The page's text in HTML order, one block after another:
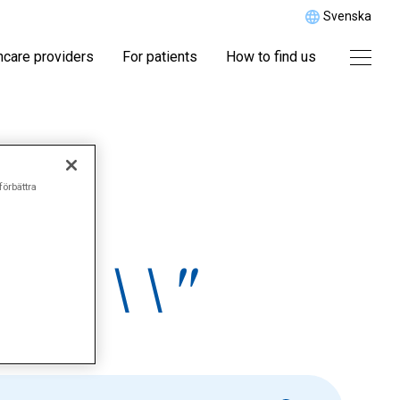
Svenska
providers For patients How to find us